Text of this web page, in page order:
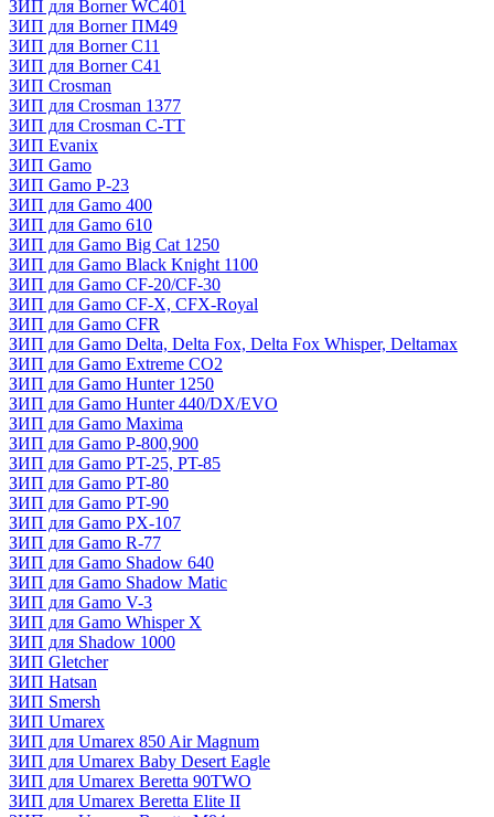
ЗИП для Borner WC401
ЗИП для Borner ПМ49
ЗИП для Borner С11
ЗИП для Borner С41
ЗИП Crosman
ЗИП для Crosman 1377
ЗИП для Crosman C-TT
ЗИП Evanix
ЗИП Gamo
ЗИП Gamo P-23
ЗИП для Gamo 400
ЗИП для Gamo 610
ЗИП для Gamo Big Cat 1250
ЗИП для Gamo Black Knight 1100
ЗИП для Gamo CF-20/CF-30
ЗИП для Gamo CF-X, CFX-Royal
ЗИП для Gamo CFR
ЗИП для Gamo Delta, Delta Fox, Delta Fox Whisper, Deltamax
ЗИП для Gamo Extreme CO2
ЗИП для Gamo Hunter 1250
ЗИП для Gamo Hunter 440/DX/EVO
ЗИП для Gamo Maxima
ЗИП для Gamo P-800,900
ЗИП для Gamo PT-25, PT-85
ЗИП для Gamo PT-80
ЗИП для Gamo PT-90
ЗИП для Gamo PX-107
ЗИП для Gamo R-77
ЗИП для Gamo Shadow 640
ЗИП для Gamo Shadow Matic
ЗИП для Gamo V-3
ЗИП для Gamo Whisper X
ЗИП для Shadow 1000
ЗИП Gletcher
ЗИП Hatsan
ЗИП Smersh
ЗИП Umarex
ЗИП для Umarex 850 Air Magnum
ЗИП для Umarex Baby Desert Eagle
ЗИП для Umarex Beretta 90TWO
ЗИП для Umarex Beretta Elite II